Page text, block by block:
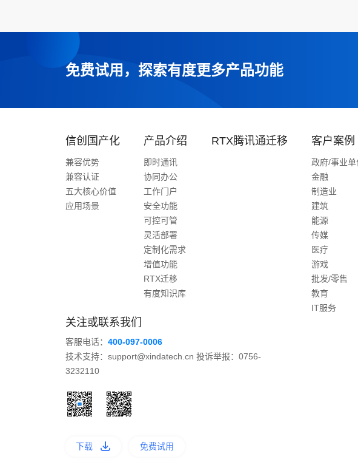
免费试用，探索有度更多产品功能
信创国产化
兼容优势
兼容认证
五大核心价值
应用场景
产品介绍
即时通讯
协同办公
工作门户
安全功能
可控可管
灵活部署
定制化需求
增值功能
RTX迁移
有度知识库
RTX腾讯通迁移 客户案例
政府/事业单
金融
制造业
建筑
能源
传媒
医疗
游戏
批发/零售
教育
IT服务
关注或联系我们
客服电话： 400-097-0006
技术支持：support@xindatech.cn 投诉举报：0756-
3232110
下载 免费试用